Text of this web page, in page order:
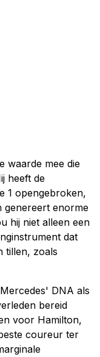
waarde mee die
heeft de
1 opengebroken,
enorme
hij niet alleen een
dat
tillen, zoals
DNA als
bereid
voor Hamilton,
coureur ter